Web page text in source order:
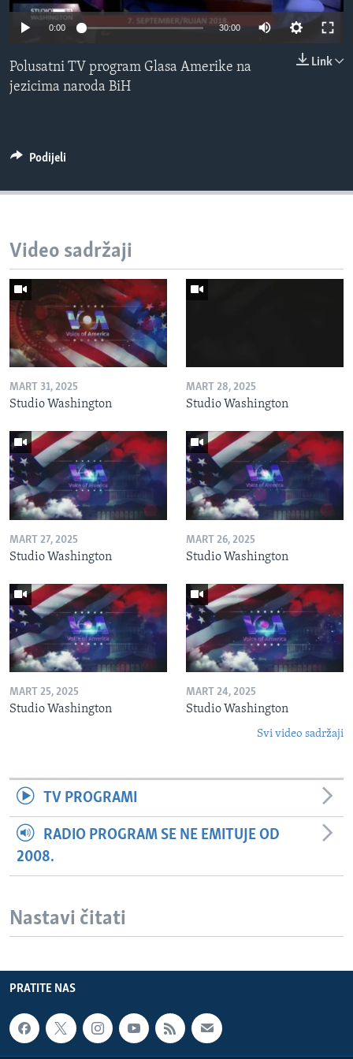
MAGAZIN
Learning English
0:00 30:00
Link
Polusatni TV program Glasa Amerike na
jezicima naroda BiH
Podijeli
Video sadržaji
MART 31, 2025
Studio Washington
MART 28, 2025
Studio Washington
MART 27, 2025
Studio Washington
MART 26, 2025
Studio Washington
MART 25, 2025
Studio Washington
MART 24, 2025
Studio Washington
Svi video sadržaji
TV PROGRAMI
RADIO PROGRAM SE NE EMITUJE OD
2008.
Nastavi čitati
PRATITE NAS